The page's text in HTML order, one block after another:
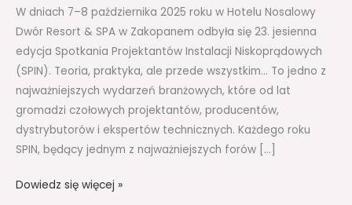
W dniach 7–8 października 2025 roku w Hotelu Nosalowy
Dwór Resort & SPA w Zakopanem odbyła się 23. jesienna
edycja Spotkania Projektantów Instalacji Niskoprądowych
(SPIN). Teoria, praktyka, ale przede wszystkim… To jedno z
najważniejszych wydarzeń branżowych, które od lat
gromadzi czołowych projektantów, producentów,
dystrybutorów i ekspertów technicznych. Każdego roku
SPIN, będący jednym z najważniejszych forów […]
edycji
SPIN
w
Zakopanem
Dowiedz się więcej »